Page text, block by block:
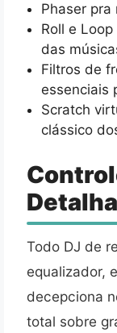
Phaser
Roll e
das
Filtros de
essenciais
Scratch
clássico
Todo DJ de
equalizador,
decepciona
total sobre